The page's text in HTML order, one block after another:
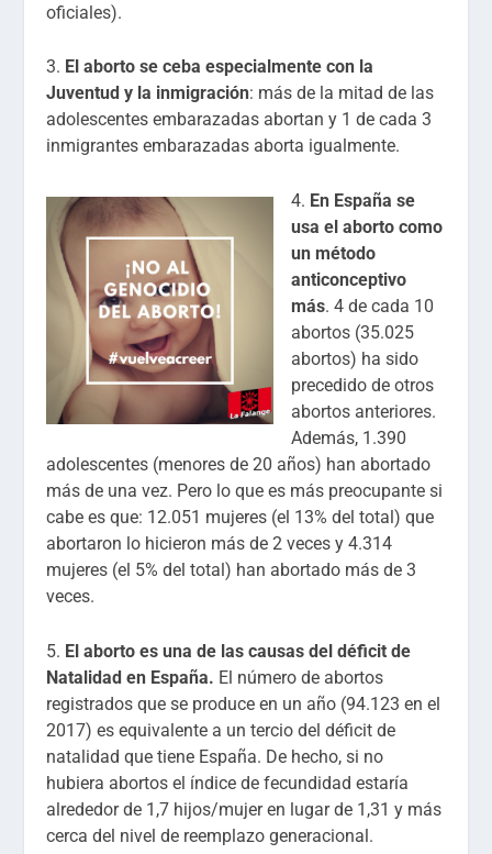
oficiales).
3. El aborto se ceba especialmente con la
Juventud y la inmigración: más de la mitad de las
adolescentes embarazadas abortan y 1 de cada 3
inmigrantes embarazadas aborta igualmente.
4. En España se
usa el aborto como
un método
anticonceptivo
más. 4 de cada 10
abortos (35.025
abortos) ha sido
precedido de otros
abortos anteriores.
Además, 1.390
adolescentes (menores de 20 años) han abortado
más de una vez. Pero lo que es más preocupante si
cabe es que: 12.051 mujeres (el 13% del total) que
abortaron lo hicieron más de 2 veces y 4.314
mujeres (el 5% del total) han abortado más de 3
veces.
5. El aborto es una de las causas del déficit de
Natalidad en España. El número de abortos
registrados que se produce en un año (94.123 en el
2017) es equivalente a un tercio del déficit de
natalidad que tiene España. De hecho, si no
hubiera abortos el índice de fecundidad estaría
alrededor de 1,7 hijos/mujer en lugar de 1,31 y más
cerca del nivel de reemplazo generacional.